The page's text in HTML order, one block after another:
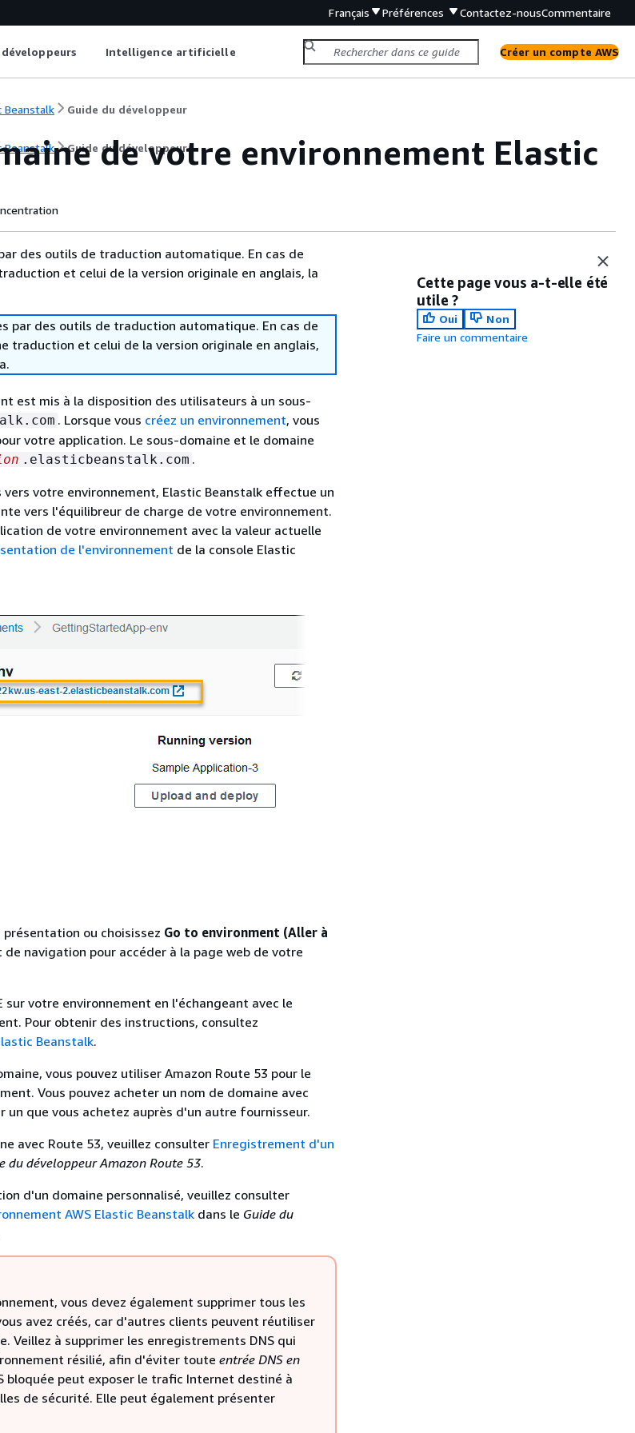
Français Préférences Contactez-nousCommentaire
Intelligence artificielle Créer un compte AWS
Beanstalk Guide du développeur
Beanstalk Guide du développeur
de votre environnement Elastic
des outils de traduction automatique. En cas de
et celui de la version originale en anglais, la
par des outils de traduction automatique. En cas de
traduction et celui de la version originale en anglais,
est mis à la disposition des utilisateurs à un sous-
. Lorsque vous créez un environnement, vous
votre application. Le sous-domaine et le domaine
.elasticbeanstalk.com .
votre environnement, Elastic Beanstalk effectue un
vers l'équilibreur de charge de votre environnement.
de votre environnement avec la valeur actuelle
de l'environnement de la console Elastic
présentation ou choisissez Go to environment (Aller à
de navigation pour accéder à la page web de votre
sur votre environnement en l'échangeant avec le
Pour obtenir des instructions, consultez
Beanstalk.
vous pouvez utiliser Amazon Route 53 pour le
Vous pouvez acheter un nom de domaine avec
un que vous achetez auprès d'un autre fournisseur.
avec Route 53, veuillez consulter Enregistrement d'un
du développeur Amazon Route 53.
d'un domaine personnalisé, veuillez consulter
AWS Elastic Beanstalk dans le Guide du
vous devez également supprimer tous les
avez créés, car d'autres clients peuvent réutiliser
Veillez à supprimer les enregistrements DNS qui
résilié, afin d'éviter toute entrée DNS en
bloquée peut exposer le trafic Internet destiné à
de sécurité. Elle peut également présenter
Cette page vous a-t-elle été
utile ?
Oui
Non
Faire un commentaire